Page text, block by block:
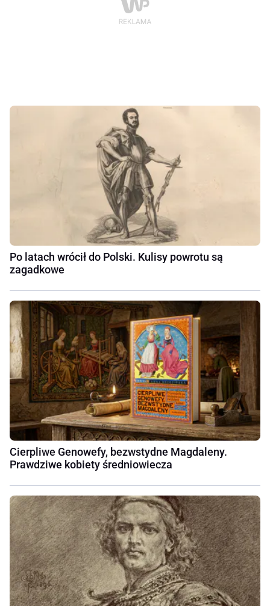
Po latach wrócił do Polski. Kulisy powrotu są
zagadkowe
Cierpliwe Genowefy, bezwstydne Magdaleny.
Prawdziwe kobiety średniowiecza